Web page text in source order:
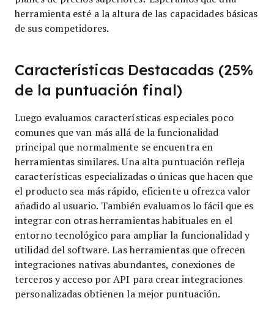
herramienta esté a la altura de las capacidades básicas
de sus competidores.
Características Destacadas (25%
de la puntuación final)
Luego evaluamos características especiales poco
comunes que van más allá de la funcionalidad
principal que normalmente se encuentra en
herramientas similares. Una alta puntuación refleja
características especializadas o únicas que hacen que
el producto sea más rápido, eficiente u ofrezca valor
añadido al usuario. También evaluamos lo fácil que es
integrar con otras herramientas habituales en el
entorno tecnológico para ampliar la funcionalidad y
utilidad del software. Las herramientas que ofrecen
integraciones nativas abundantes, conexiones de
terceros y acceso por API para crear integraciones
personalizadas obtienen la mejor puntuación.